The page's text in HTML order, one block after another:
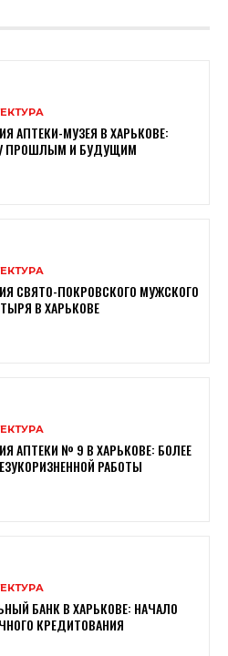
АПТЕКИ-МУЗЕЯ В ХАРЬКОВЕ:
ПРОШЛЫМ И БУДУЩИМ
СВЯТО-ПОКРОВСКОГО МУЖСКОГО
В ХАРЬКОВЕ
АПТЕКИ № 9 В ХАРЬКОВЕ: БОЛЕЕ
РАБОТЫ
БАНК В ХАРЬКОВЕ: НАЧАЛО
КРЕДИТОВАНИЯ